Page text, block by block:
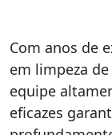
Com anos de
em limpeza
equipe
eficazes